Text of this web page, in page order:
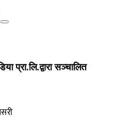
प्रा.लि.द्वारा सञ्चालित